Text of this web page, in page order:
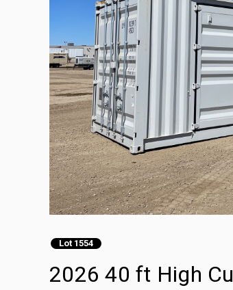
Lot 1554
2026 40 ft High